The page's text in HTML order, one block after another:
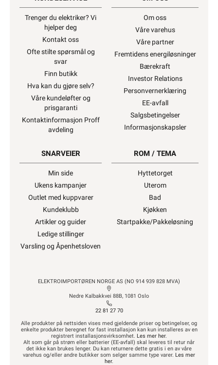
Trenger du elektriker? Vi
hjelper deg
Kontakt oss
Ofte stilte spørsmål og
svar
Finn butikk
Hva kan du gjøre selv?
Våre kundeløfter og
prisgaranti
Kontaktinformasjon Proff
avdeling
Om oss
Våre varehus
Våre partner
Fremtidens energiløsninger
Bærekraft
Investor Relations
Personvernerklæring
EE-avfall
Salgsbetingelser
Informasjonskapsler
SNARVEIER
Min side
Ukens kampanjer
Outlet med kuppvarer
Kundeklubb
Artikler og guider
Ledige stillinger
Varsling og Åpenhetsloven
ROM / TEMA
Hyttetorget
Uterom
Bad
Kjøkken
Startpakke/Pakkeløsning
ELEKTROIMPORTØREN NORGE AS (NO 914 939 828 MVA)
Nedre Kalbakkvei 88B, 1081 Oslo
22 81 27 70
Alle produkter på nettsiden vises med gjeldende priser og betingelser, og
enkelte produkter beregnet for fast installasjon kan kun installeres av en
registrert installasjonsvirksomhet. Les mer her.
Alt som går på strøm eller batterier (EE-avfall) skal leveres til retur når
det ikke kan brukes lenger. Du kan returnere dette gratis i en av våre
varehus og/eller andre butikker som selger samme type varer. Les mer
her.